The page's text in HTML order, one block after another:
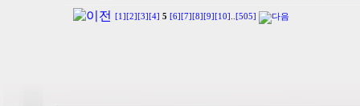
[1] [2] [3] [4] 5 [6] [7] [8] [9] [10] [505]